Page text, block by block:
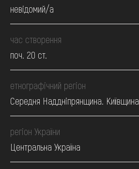
невідомий/а
час створення
поч. 20 ст.
етнографічний регіон
Середня Наддніпрянщина. Київщина
регіон України
Центральна Україна